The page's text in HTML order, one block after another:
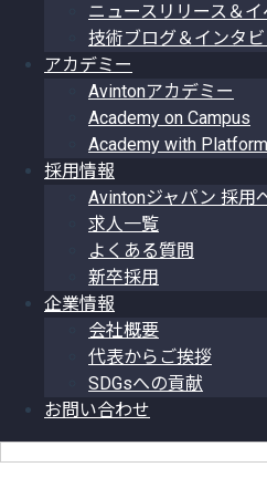
ニュースリリース＆
技術ブログ＆インタビ
アカデミー
Avintonアカデミー
Academy on Campus
Academy with Platform
採用情報
Avintonジャパン 採用
求人一覧
よくある質問
新卒採用
企業情報
会社概要
代表からご挨拶
SDGsへの貢献
お問い合わせ